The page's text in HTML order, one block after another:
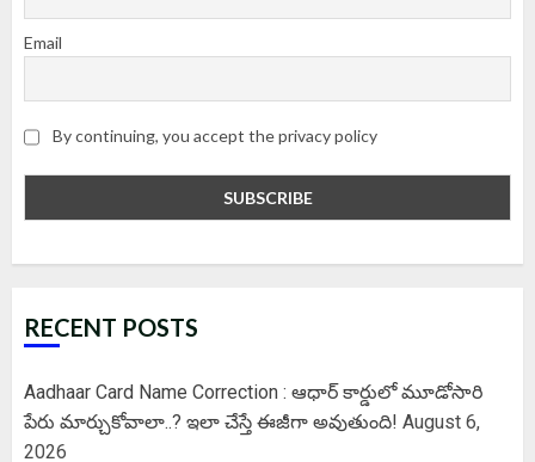
Email
By continuing, you accept the privacy policy
RECENT POSTS
Aadhaar Card Name Correction : ఆధార్ కార్డులో మూడోసారి
పేరు మార్చుకోవాలా..? ఇలా చేస్తే ఈజీగా అవుతుంది! August 6,
2026